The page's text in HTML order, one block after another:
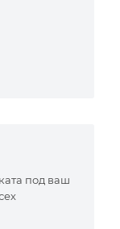
под ваш